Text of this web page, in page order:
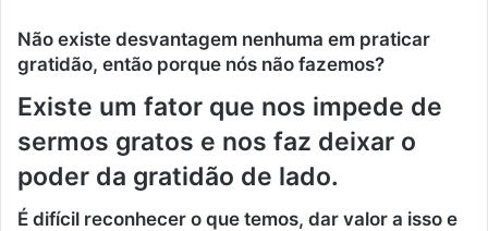
Não existe desvantagem nenhuma em praticar
gratidão, então porque nós não fazemos?
Existe um fator que nos impede de
sermos gratos e nos faz deixar o
poder da gratidão de lado.
É difícil reconhecer o que temos, dar valor a isso e